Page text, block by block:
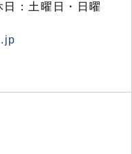
：土曜日・日曜